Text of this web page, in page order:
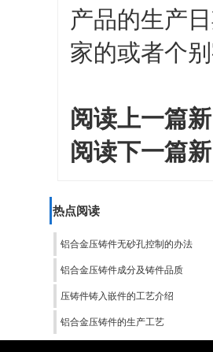
产品的生产
家的或者个
阅读上一篇
阅读下一篇
热点阅读
铝合金压铸件无砂孔控制的办法
铝合金压铸件成分及铸件品质
压铸件铸入嵌件的工艺介绍
铝合金压铸件的生产工艺